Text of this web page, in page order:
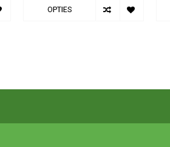
OPTIES